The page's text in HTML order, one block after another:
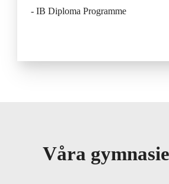
IB Diploma Programme
Våra